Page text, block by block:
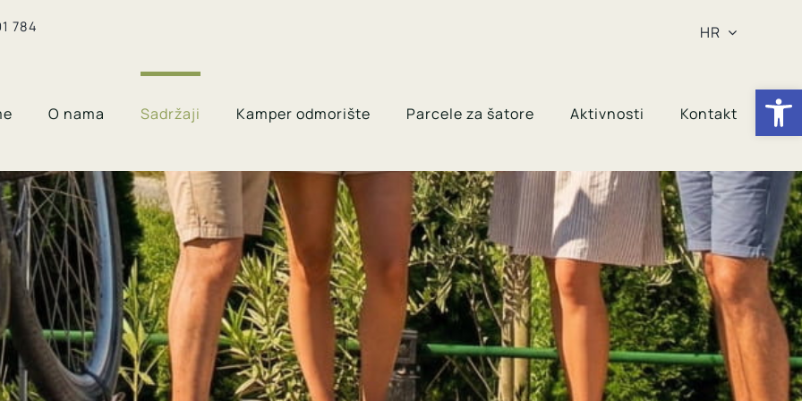
784 HR
O nama Sadržaji Kamper odmorište Parcele za šatore Aktivnosti Kontakt